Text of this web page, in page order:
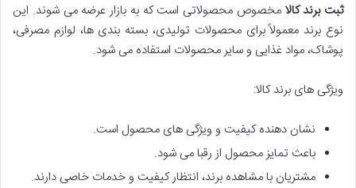
ثبت برند کالا مخصوص محصولاتی است که به بازار عرضه می شوند. این
نوع برند معمولاً برای محصولات تولیدی، بسته بندی ها، لوازم مصرفی،
پوشاک، مواد غذایی و سایر محصولات استفاده می شود.
ویژگی های برند کالا:
نشان دهنده کیفیت و ویژگی های محصول است.
باعث تمایز محصول از رقبا می شود.
مشتریان با مشاهده برند، انتظار کیفیت و خدمات خاصی دارند.